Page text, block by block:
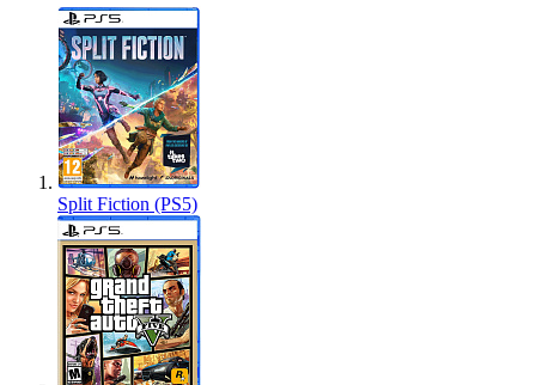
Split Fiction (PS5)